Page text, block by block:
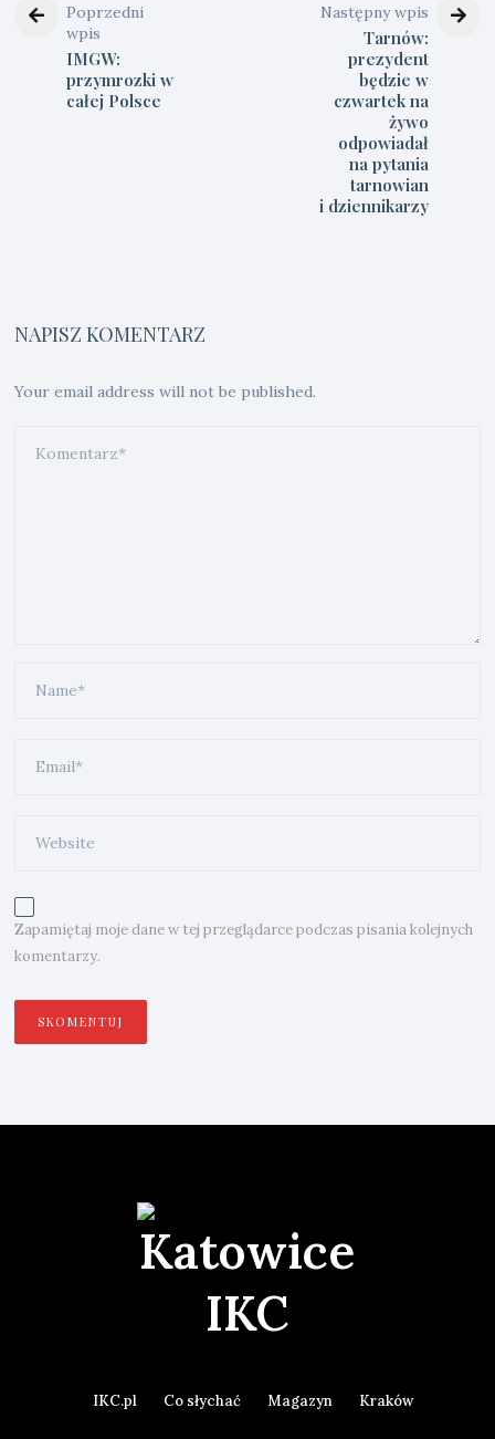
Poprzedni
wpis
IMGW:
przymrozki w
całej Polsce
Następny wpis
Tarnów:
prezydent
będzie w
czwartek na
żywo
odpowiadał
na pytania
tarnowian
i dziennikarzy
NAPISZ KOMENTARZ
Your email address will not be published.
Zapamiętaj moje dane w tej przeglądarce podczas pisania kolejnych
komentarzy.
IKC.pl Co słychać Magazyn Kraków